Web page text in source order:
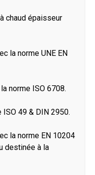
chaud épaisseur
la norme UNE EN
norme ISO 6708.
49 & DIN 2950.
la norme EN 10204
destinée à la